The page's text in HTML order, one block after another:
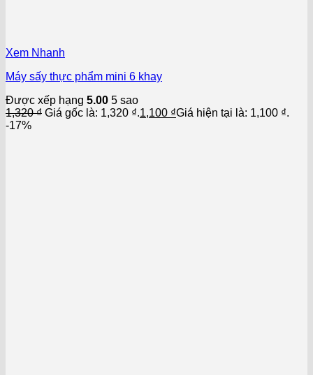
Xem Nhanh
Máy sấy thực phẩm mini 6 khay
Được xếp hạng 5.00 5 sao
1,320₫ Giá gốc là: 1,320 ₫.1,100 ₫Giá hiện tại là: 1,100 ₫.
-17%